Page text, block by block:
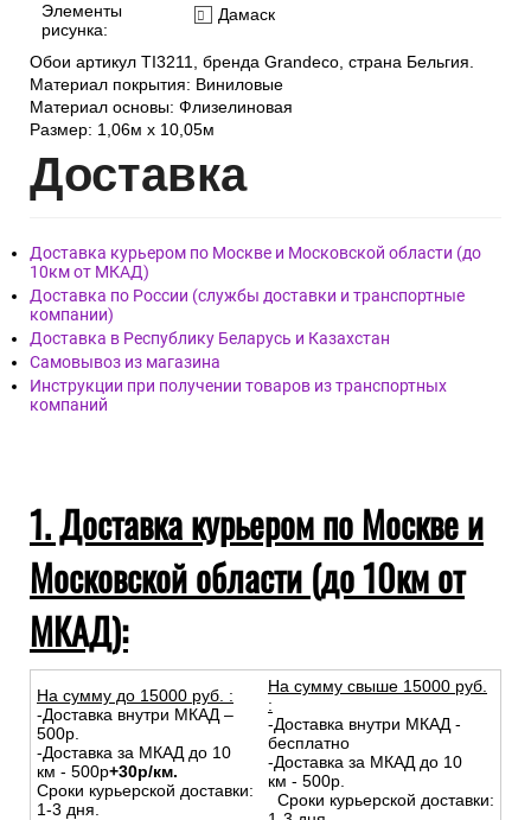
Элементы
рисунка:
Дамаск
Обои артикул TI3211, бренда Grandeco, страна Бельгия.
Материал покрытия: Виниловые
Материал основы: Флизелиновая
Размер: 1,06м х 10,05м
Доставка
Доставка курьером по Москве и Московской области (до
10км от МКАД)
Доставка по России (службы доставки и транспортные
компании)
Доставка в Республику Беларусь и Казахстан
Самовывоз из магазина
Инструкции при получении товаров из транспортных
компаний
1. Доставка курьером по Москве и
Московской области (до 10км от
МКАД):
На сумму до 15000 руб. :
-Доставка внутри МКАД –
500р.
-Доставка за МКАД до 10
км - 500р+30р/км.
Сроки курьерской доставки:
1-3 дня.
На сумму свыше 15000 руб.
:
-Доставка внутри МКАД -
бесплатно
-Доставка за МКАД до 10
км - 500р.
Сроки курьерской доставки: